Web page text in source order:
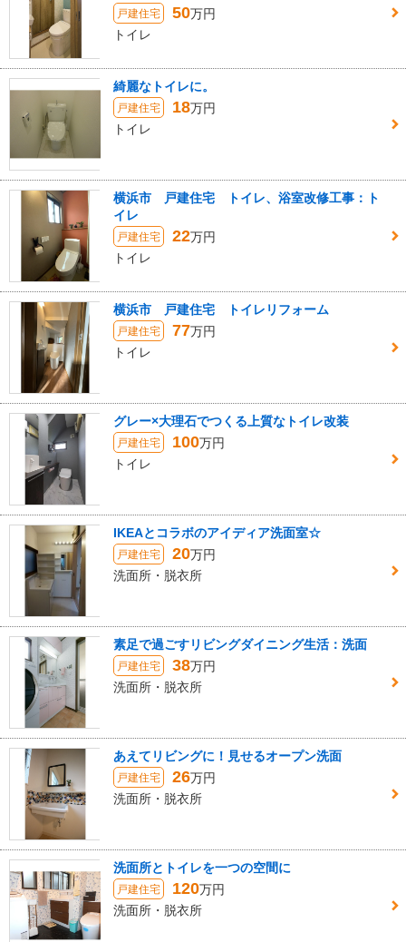
戸建住宅 50万円
トイレ
綺麗なトイレに。
戸建住宅 18万円
トイレ
横浜市 戸建住宅 トイレ、浴室改修工事：ト
イレ
戸建住宅 22万円
トイレ
横浜市 戸建住宅 トイレリフォーム
戸建住宅 77万円
トイレ
グレー×大理石でつくる上質なトイレ改装
戸建住宅 100万円
トイレ
IKEAとコラボのアイディア洗面室☆
戸建住宅 20万円
洗面所・脱衣所
素足で過ごすリビングダイニング生活：洗面
戸建住宅 38万円
洗面所・脱衣所
あえてリビングに！見せるオープン洗面
戸建住宅 26万円
洗面所・脱衣所
洗面所とトイレを一つの空間に
戸建住宅 120万円
洗面所・脱衣所